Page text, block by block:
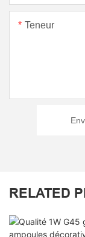
Teneur
RELATED